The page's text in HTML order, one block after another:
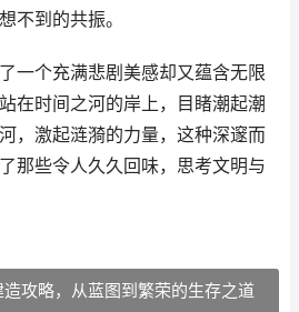
不到的共振。
一个充满悲剧美感却又蕴含无限
在时间之河的岸上，目睹潮起潮
，激起涟漪的力量，这种深邃而
那些令人久久回味，思考文明与
攻略，从蓝图到繁荣的生存之道